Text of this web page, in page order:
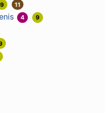
9 11
4 9